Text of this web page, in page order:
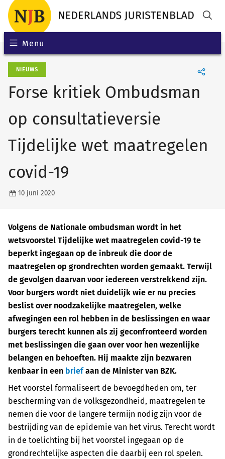
Menu
NIEUWS
Forse kritiek Ombudsman
op consultatieversie
Tijdelijke wet maatregelen
covid-19
10 juni 2020
Volgens de Nationale ombudsman wordt in het
wetsvoorstel Tijdelijke wet maatregelen covid-19 te
beperkt ingegaan op de inbreuk die door de
maatregelen op grondrechten worden gemaakt. Terwijl
de gevolgen daarvan voor iedereen verstrekkend zijn.
Voor burgers wordt niet duidelijk wie er nu precies
beslist over noodzakelijke maatregelen, welke
afwegingen een rol hebben in de beslissingen en waar
burgers terecht kunnen als zij geconfronteerd worden
met beslissingen die gaan over voor hen wezenlijke
belangen en behoeften. Hij maakte zijn bezwaren
kenbaar in een briefaan de Minister van BZK.
Het voorstel formaliseert de bevoegdheden om, ter
bescherming van de volksgezondheid, maatregelen te
nemen die voor de langere termijn nodig zijn voor de
bestrijding van de epidemie van het virus. Terecht wordt
in de toelichting bij het voorstel ingegaan op de
grondrechtelijke aspecten die daarbij een rol spelen.